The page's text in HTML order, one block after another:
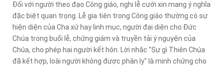
Đối với người theo đạo Công giáo, nghi lễ cưới xin mang ý nghĩa
đặc biệt quan trọng. Lễ gia tiên trong Công giáo thường có sự
hiện diện của Cha xứ hay linh mục, người đại diện cho Đức
Chúa trong buổi lễ, chứng giám và truyền tải ý nguyện của
Chúa, cho phép hai người kết hôn. Lời nhắc "Sự gì Thiên Chúa
đã kết hợp, loài người không được phân ly" là minh chứng cho